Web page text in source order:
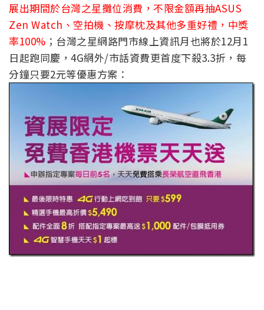
展出期間於台灣之星攤位消費，不限金額再抽ASUS
Zen Watch、空拍機、按摩枕及其他多重好禮，中獎
率100% ；台灣之星網路門市線上資訊月也將於12月1
日起跑同慶，4G網外/市話資費更首度下殺3.3折，每
分鐘只要2元等優惠方案：